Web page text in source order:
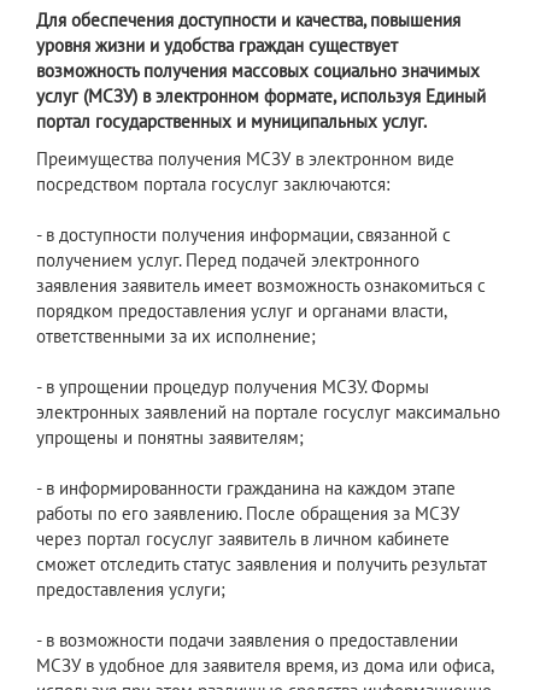
Для обеспечения доступности и качества, повышения
уровня жизни и удобства граждан существует
возможность получения массовых социально значимых
услуг (МСЗУ) в электронном формате, используя Единый
портал государственных и муниципальных услуг.
​Преимущества получения МСЗУ в электронном виде
посредством портала госуслуг заключаются:
- в доступности получения информации, связанной с
получением услуг. Перед подачей электронного
заявления заявитель имеет возможность ознакомиться с
порядком предоставления услуг и органами власти,
ответственными за их исполнение;
- в упрощении процедур получения МСЗУ. Формы
электронных заявлений на портале госуслуг максимально
упрощены и понятны заявителям;
- в информированности гражданина на каждом этапе
работы по его заявлению. После обращения за МСЗУ
через портал госуслуг заявитель в личном кабинете
сможет отследить статус заявления и получить результат
предоставления услуги;
- в возможности подачи заявления о предоставлении
МСЗУ в удобное для заявителя время, из дома или офиса,